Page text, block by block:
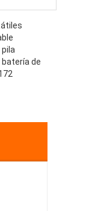
batería de